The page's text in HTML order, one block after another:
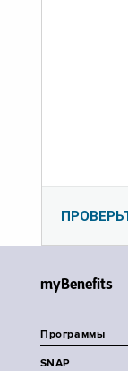
myBenefits
Программы
SNAP